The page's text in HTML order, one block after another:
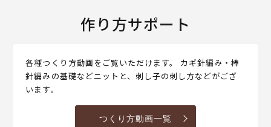
作り方サポート
各種つくり方動画をご覧いただけます。 カギ針編み・棒
針編みの基礎などニットと、刺し子の刺し方などがござ
います。
つくり方動画一覧